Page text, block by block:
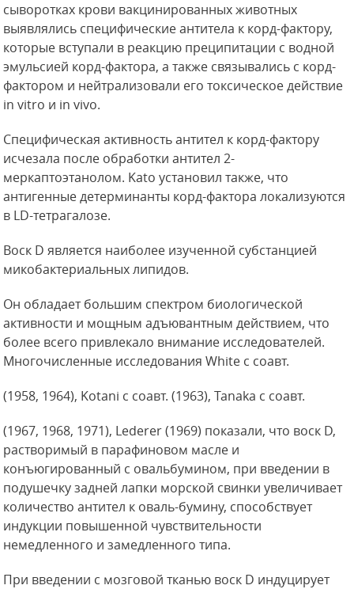
сыворотках крови вакцинированных животных
выявлялись специфические антитела к корд-фактору,
которые вступали в реакцию преципитации с водной
эмульсией корд-фактора, а также связывались с корд-
фактором и нейтрализовали его токсическое действие
in vitro и in vivo.
Специфическая активность антител к корд-фактору
исчезала после обработки антител 2-
меркаптоэтанолом. Kato установил также, что
антигенные детерминанты корд-фактора локализуются
в LD-тетрагалозе.
Воск D является наиболее изученной субстанцией
микобактериальных липидов.
Он обладает большим спектром биологической
активности и мощным адъювантным действием, что
более всего привлекало внимание исследователей.
Многочисленные исследования White с соавт.
(1958, 1964), Kotani с соавт. (1963), Tanaka с соавт.
(1967, 1968, 1971), Lederer (1969) показали, что воск D,
растворимый в парафиновом масле и
конъюгированный с овальбумином, при введении в
подушечку задней лапки морской свинки увеличивает
количество антител к оваль-бумину, способствует
индукции повышенной чувствительности
немедленного и замедленного типа.
При введении с мозговой тканью воск D индуцирует